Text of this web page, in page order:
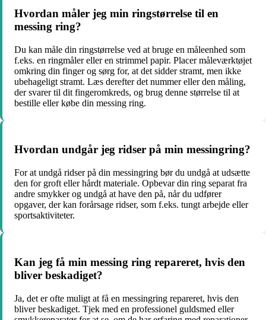
Hvordan måler jeg min ringstørrelse til en
messing ring?
Du kan måle din ringstørrelse ved at bruge en måleenhed som
f.eks. en ringmåler eller en strimmel papir. Placer måleværktøjet
omkring din finger og sørg for, at det sidder stramt, men ikke
ubehageligt stramt. Læs derefter det nummer eller den måling,
der svarer til dit fingeromkreds, og brug denne størrelse til at
bestille eller købe din messing ring.
Hvordan undgår jeg ridser på min messingring?
For at undgå ridser på din messingring bør du undgå at udsætte
den for groft eller hårdt materiale. Opbevar din ring separat fra
andre smykker og undgå at have den på, når du udfører
opgaver, der kan forårsage ridser, som f.eks. tungt arbejde eller
sportsaktiviteter.
Kan jeg få min messing ring repareret, hvis den
bliver beskadiget?
Ja, det er ofte muligt at få en messingring repareret, hvis den
bliver beskadiget. Tjek med en professionel guldsmed eller